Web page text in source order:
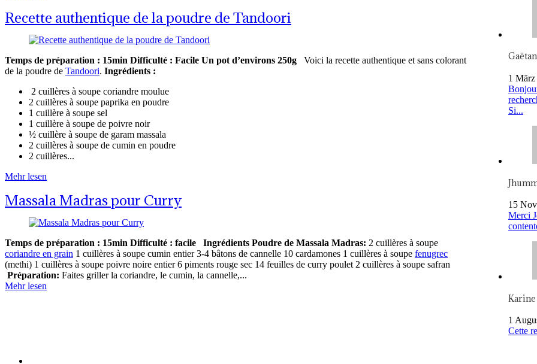
Recette authentique de la poudre de Tandoori
Temps de préparation : 15min Difficulté : Facile Un pot d’environs 250g Voici la recette authentique et sans colorant
de la poudre de Tandoori. Ingrédients :
2 cuillères à soupe coriandre moulue
2 cuillères à soupe paprika en poudre
1 cuillère à soupe sel
1 cuillère à soupe de poivre noir
½ cuillère à soupe de garam massala
2 cuillères à soupe de cumin en poudre
2 cuillères...
Mehr lesen
Massala Madras pour Curry
Temps de préparation : 15min Difficulté : facile Ingrédients Poudre de Massala Madras: 2 cuillères à soupe
coriandre en grain 1 cuillères à soupe cumin entier 3-4 bâtons de cannelle 10 cardamones 1 cuillères à soupe fenugrec
(methi) 1 cuillères à soupe poivre noire entier 6 piments rouge sec 14 feuilles de curry poulet 2 cuillères à soupe safran
Préparation: Faites griller la coriandre, le cumin, la cannelle,...
Mehr lesen
1
Si...
15
Merci
Karine
1
Cette